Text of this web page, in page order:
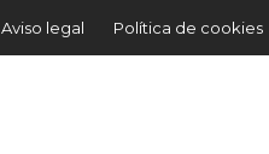
Aviso legal Política de cookies